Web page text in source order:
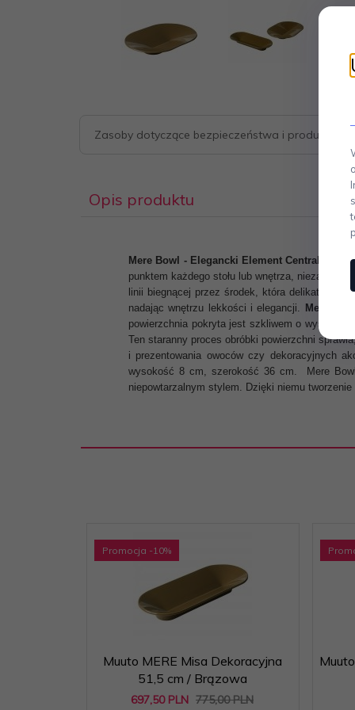
Zasoby dotyczące bezpieczeństwa i produktów
Opis produktu
Mere Bowl - Elegancki Element Centralny,
punktem każdego stołu lub wnętrza,
linii biegnącej przez środek, która delikatnie
nadając wnętrzu lekkości i elegancji. Mere
powierzchnia pokryta jest szkliwem o wysokim
Ten staranny proces obróbki powierzchni
i prezentowania owoców czy dekoracyjnych
wysokość 8 cm, szerokość 36 cm. Mere
niepowtarzalnym stylem. Dzięki niemu
Promocja -10%
Muuto MERE Misa Dekoracyjna
51,5 cm / Brązowa
697,50 PLN 775,00 PLN